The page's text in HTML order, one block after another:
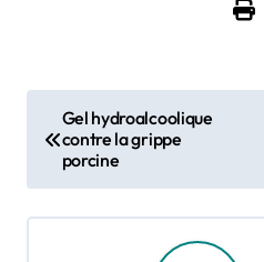
a
v
Gel hydroalcoolique
contre la grippe
porcine